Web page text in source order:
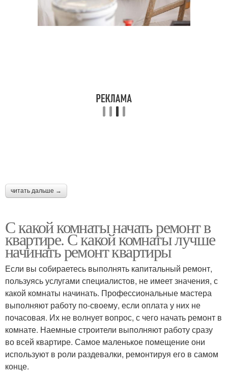
читать дальше →
С какой комнаты начать ремонт в
квартире. С какой комнаты лучше
начинать ремонт квартиры
Если вы собираетесь выполнять капитальный ремонт,
пользуясь услугами специалистов, не имеет значения, с
какой комнаты начинать. Профессиональные мастера
выполняют работу по-своему, если оплата у них не
почасовая. Их не волнует вопрос, с чего начать ремонт в
комнате. Наемные строители выполняют работу сразу
во всей квартире. Самое маленькое помещение они
используют в роли раздевалки, ремонтируя его в самом
конце.